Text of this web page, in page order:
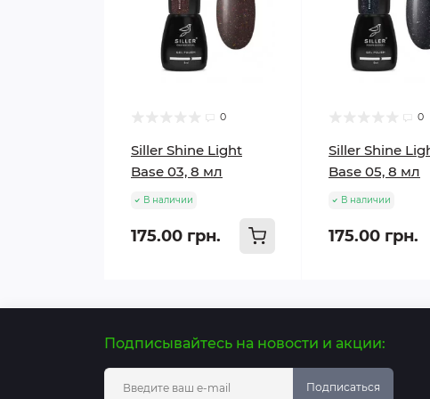
0
Siller Shine Light
Base 03, 8 мл
В наличии
175.00 грн.
0
Siller Shine
Base 05, 8 мл
В наличии
175.00 грн.
Подписывайтесь на новости и акции:
Подписаться